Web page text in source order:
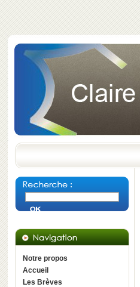
Notre propos
Accueil
Les Brèves